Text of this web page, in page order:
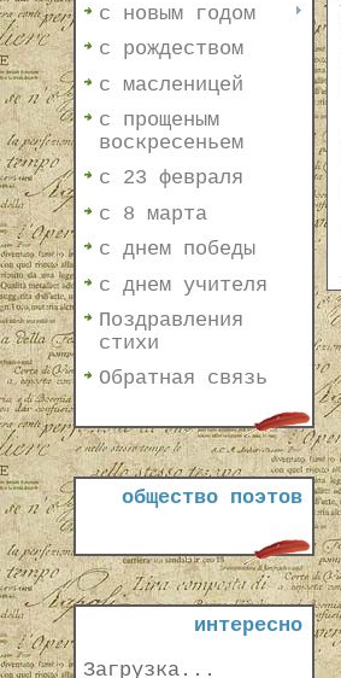
с новым годом
с рождеством
с масленицей
с прощеным
воскресеньем
с 23 февраля
с 8 марта
с днем победы
с днем учителя
Поздравления
стихи
Обратная связь
общество поэтов
интересно
Загрузка...